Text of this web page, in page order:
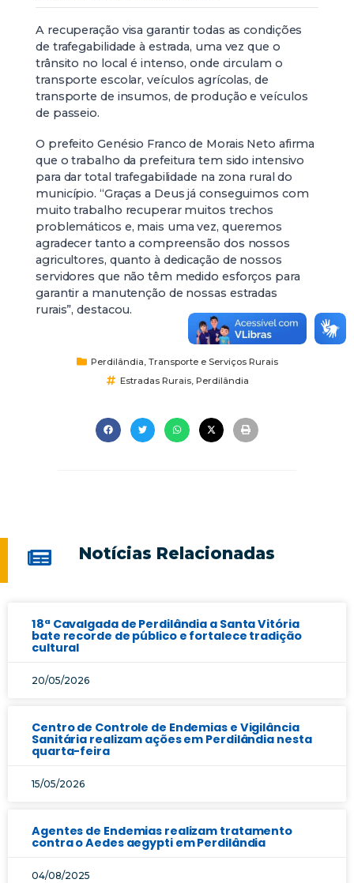
A recuperação visa garantir todas as condições
de trafegabilidade à estrada, uma vez que o
trânsito no local é intenso, onde circulam o
transporte escolar, veículos agrícolas, de
transporte de insumos, de produção e veículos
de passeio.
O prefeito Genésio Franco de Morais Neto afirma
que o trabalho da prefeitura tem sido intensivo
para dar total trafegabilidade na zona rural do
município. “Graças a Deus já conseguimos com
muito trabalho recuperar muitos trechos
problemáticos e, mais uma vez, queremos
agradecer tanto a compreensão dos nossos
agricultores, quanto à dedicação de nossos
servidores que não têm medido esforços para
garantir a manutenção de nossas estradas
rurais”, destacou.
Perdilândia Transporte e Serviços Rurais
Estradas Rurais, Perdilândia
Notícias Relacionadas
18ª Cavalgada de Perdilândia a Santa Vitória
bate recorde de público e fortalece tradição
cultural
20/05/2026
Centro de Controle de Endemias e Vigilância
Sanitária realizam ações em Perdilândia nesta
quarta-feira
15/05/2026
Agentes de Endemias realizam tratamento
contra o Aedes aegypti em Perdilândia
04/08/2025